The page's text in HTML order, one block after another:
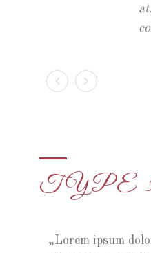
TYPE
Lorem ipsum